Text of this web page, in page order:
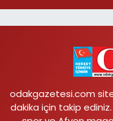
odakgazetesi.com
dakika için takip